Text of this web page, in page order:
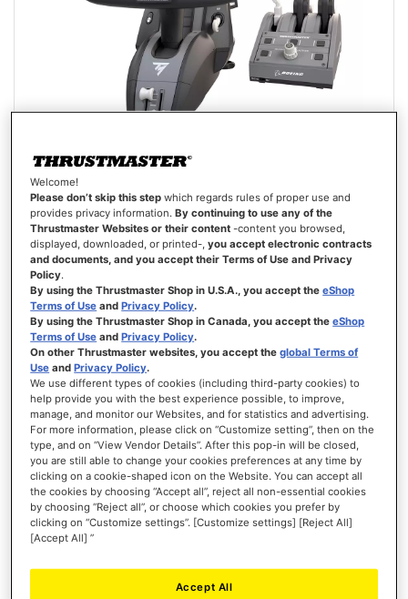
€ 499,99
IN WINKELWAGEN
VERLANGLIJST
WEERGEVEN
Welcome!
Please don’t skip this step which regards rules of proper use and
provides privacy information.By continuing to use any of the
Thrustmaster Websites or their content -content you browsed,
displayed, downloaded, or printed-,you accept electronic contracts
and documents, and you accept their Terms of Use and Privacy
Policy.
By using the Thrustmaster Shop in U.S.A., you accept theeShop
Terms of Use andPrivacy Policy.
By using the Thrustmaster Shop in Canada, you accept theeShop
Terms of Use andPrivacy Policy.
On other Thrustmaster websites, you accept theglobal Terms of
Use andPrivacy Policy.
We use different types of cookies (including third-party cookies) to
help provide you with the best experience possible, to improve,
manage, and monitor our Websites, and for statistics and advertising.
For more information, please click on “Customize setting”, then on the
type, and on “View Vendor Details”. After this pop-in will be closed,
you are still able to change your cookies preferences at any time by
clicking on a cookie-shaped icon on the Website. You can accept all
the cookies by choosing “Accept all”, reject all non-essential cookies
by choosing “Reject all”, or choose which cookies you prefer by
clicking on “Customize settings”. [Customize settings] [Reject All]
[Accept All] ”
Accept All